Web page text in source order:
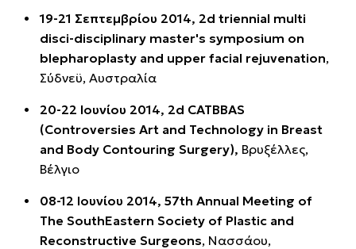
19-21 Σεπτεμβρίου 2014, 2d triennial multi
disci-disciplinary master's symposium on
blepharoplasty and upper facial rejuvenation,
Σύδνεϋ, Αυστραλία
20-22 Ιουνίου 2014, 2d CATBBAS
(Controversies Art and Technology in Breast
and Body Contouring Surgery), Βρυξέλλες,
Βέλγιο
08-12 Ιουνίου 2014, 57th Annual Meeting of
The SouthEastern Society of Plastic and
Reconstructive Surgeons, Νασσάου,